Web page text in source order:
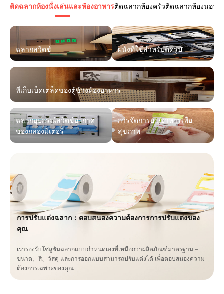
ติดฉลากห้องนั่งเล่นและห้องอาหารติดฉลากห้องครัวติดฉลากห้องนอน
ฉลากสวิตช์ ผนังที่ใช้สำหรับติดรูป
ที่เก็บเบ็ดเตล็ดของตู้ข้างห้องอาหาร
ฉลากอุปกรณ์สวิตช์อากาศ
ของกล่องมิเตอร์
การจัดการยา/อาหารเพื่อ
สุขภาพ​
การปรับแต่งฉลาก：ตอบสนองความต้องการการปรับแต่งของ
คุณ
เรารองรับโซลูชันฉลากแบบกำหนดเองที่เหนือกว่าผลิตภัณฑ์มาตรฐาน –
ขนาด、สี、วัสดุ และการออกแบบสามารถปรับแต่งได้ เพื่อตอบสนองความ
ต้องการเฉพาะของคุณ